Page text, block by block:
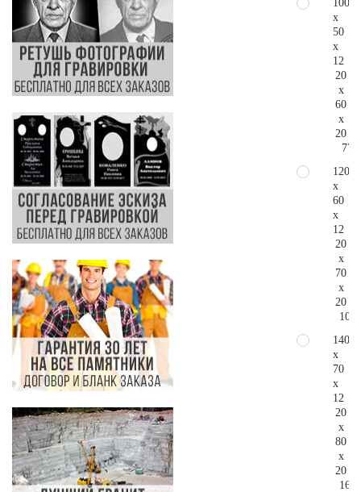
100
x
50
x
12
20
x
60
x
20
120
x
60
x
12
20
x
70
x
20
140
x
70
x
12
20
x
80
x
20